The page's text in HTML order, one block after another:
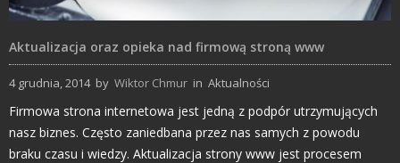
Aktualizacja oraz opieka nad firmową stroną www
4 grudnia, 2014 by Wiktor Chmur in Aktualności
Firmowa strona internetowa jest jedną z podpór utrzymujących
nasz biznes. Często zaniedbana przez nas samych z powodu
braku czasu i wiedzy. Aktualizacja strony www jest procesem